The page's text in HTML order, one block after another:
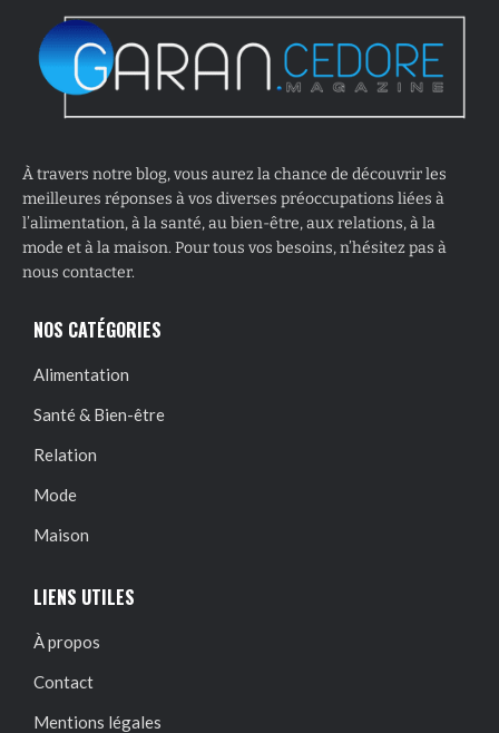
À travers notre blog, vous aurez la chance de découvrir les
meilleures réponses à vos diverses préoccupations liées à
l’alimentation, à la santé, au bien-être, aux relations, à la
mode et à la maison. Pour tous vos besoins, n’hésitez pas à
nous contacter.
NOS CATÉGORIES
Alimentation
Santé & Bien-être
Relation
Mode
Maison
LIENS UTILES
À propos
Contact
Mentions légales